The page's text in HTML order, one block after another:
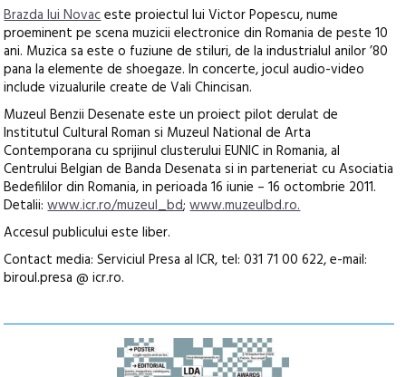
Brazda lui Novaceste proiectul lui Victor Popescu, nume
proeminent pe scena muzicii electronice din Romania de peste 10
ani. Muzica sa este o fuziune de stiluri, de la industrialul anilor ’80
pana la elemente de shoegaze. In concerte, jocul audio-video
include vizualurile create de Vali Chincisan.
Muzeul Benzii Desenate este un proiect pilot derulat de
Institutul Cultural Roman si Muzeul National de Arta
Contemporana cu sprijinul clusterului EUNIC in Romania, al
Centrului Belgian de Banda Desenata si in parteneriat cu Asociatia
Bedefililor din Romania, in perioada 16 iunie – 16 octombrie 2011.
Detalii:www.icr.ro/muzeul_bd;www.muzeulbd.ro.
Accesul publicului este liber.
Contact media: Serviciul Presa al ICR, tel: 031 71 00 622, e-mail:
biroul.presa @ icr.ro.